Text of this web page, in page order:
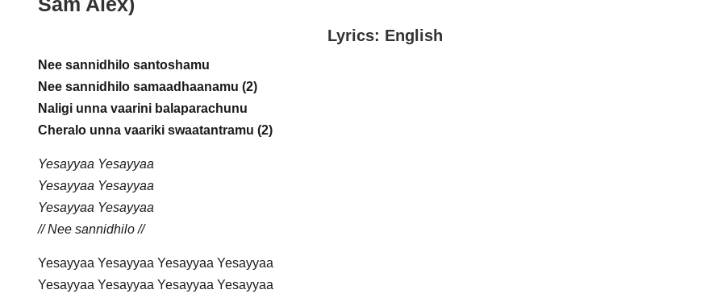
Lyrics: English
Nee sannidhilo santoshamu
Nee sannidhilo samaadhaanamu (2)
Naligi unna vaarini balaparachunu
Cheralo unna vaariki swaatantramu (2)
Yesayyaa Yesayyaa
Yesayyaa Yesayyaa
Yesayyaa Yesayyaa
// Nee sannidhilo //
Yesayyaa Yesayyaa Yesayyaa Yesayyaa
Yesayyaa Yesayyaa Yesayyaa Yesayyaa